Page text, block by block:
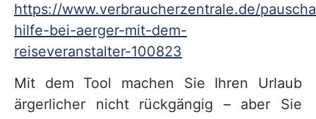
https://www.verbraucherzentrale.de/
hilfe-bei-aerger-mit-dem-
reiseveranstalter-100823
Mit dem Tool machen Sie Ihren Urlaub
ärgerlicher nicht rückgängig – aber Sie